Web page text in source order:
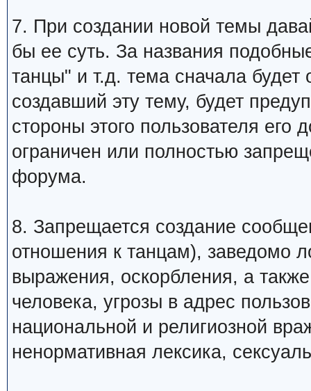
7. При создании новой темы
бы ее суть. За названия
танцы" и т.д. тема сначала будет
создавший эту тему, будет
стороны этого пользователя
ограничен или полностью
форума.
8. Запрещается создание
отношения к танцам), заведомо
выражения, оскорбления, а
человека, угрозы в адрес
национальной и религиозной
ненормативная лексика,